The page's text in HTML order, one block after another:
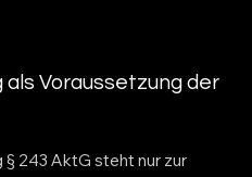
Voraussetzung der
243 AktG steht nur zur